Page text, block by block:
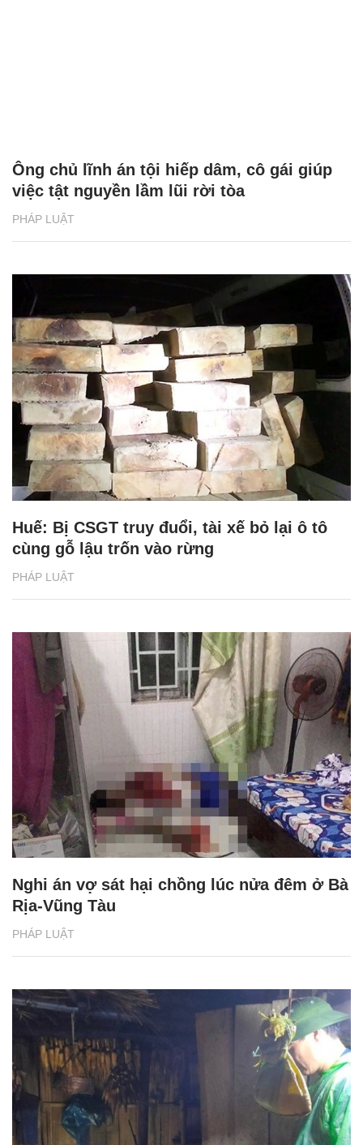
PHÁP LUẬT
Ông chủ lĩnh án tội hiếp dâm, cô gái giúp
việc tật nguyền lầm lũi rời tòa
PHÁP LUẬT
Huế: Bị CSGT truy đuổi, tài xế bỏ lại ô tô
cùng gỗ lậu trốn vào rừng
PHÁP LUẬT
Nghi án vợ sát hại chồng lúc nửa đêm ở Bà
Rịa-Vũng Tàu